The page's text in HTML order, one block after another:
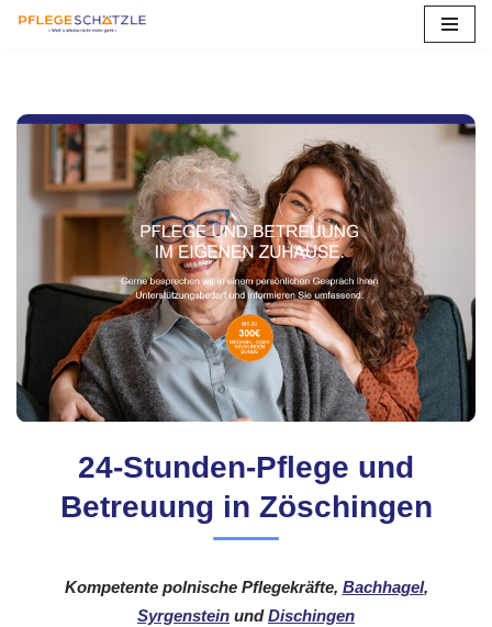
springen
24-Stunden-Pflege und
Betreuung in Zöschingen
Kompetente polnische Pflegekräfte, Bachhagel,
Syrgenstein undDischingen